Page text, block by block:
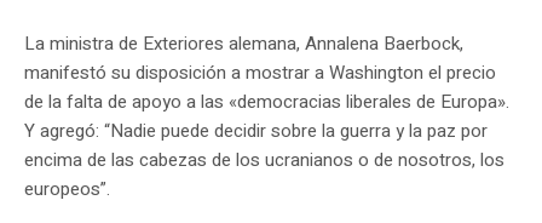
La ministra de Exteriores alemana, Annalena Baerbock,
manifestó su disposición a mostrar a Washington el precio
de la falta de apoyo a las «democracias liberales de Europa».
Y agregó: “Nadie puede decidir sobre la guerra y la paz por
encima de las cabezas de los ucranianos o de nosotros, los
europeos”.